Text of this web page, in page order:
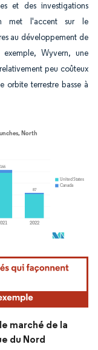
et des investigations
met l'accent sur le
au développement de
exemple, Wyvern, une
peu coûteux
orbite terrestre basse à
une attribution sous CC BY
marché de la
du Nord